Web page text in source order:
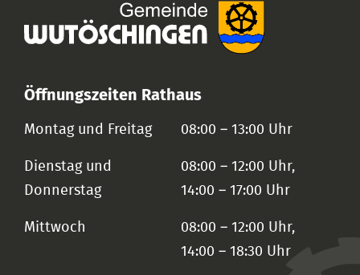
Öffnungszeiten Rathaus
Montag und Freitag 08:00 – 13:00 Uhr
Dienstag und
Donnerstag
08:00 – 12:00 Uhr,
14:00 – 17:00 Uhr
Mittwoch
08:00 – 12:00 Uhr,
14:00 – 18:30 Uhr